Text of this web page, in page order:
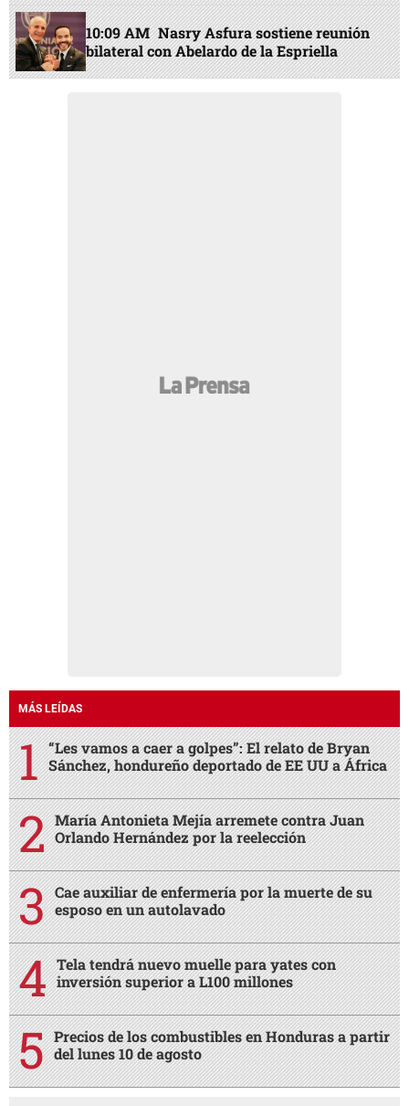
10:09 AM Nasry Asfura sostiene reunión
bilateral con Abelardo de la Espriella
MÁS LEÍDAS
“Les vamos a caer a golpes”: El relato de Bryan
Sánchez, hondureño deportado de EE UU a África
María Antonieta Mejía arremete contra Juan
Orlando Hernández por la reelección
Cae auxiliar de enfermería por la muerte de su
esposo en un autolavado
Tela tendrá nuevo muelle para yates con
inversión superior a L100 millones
Precios de los combustibles en Honduras a partir
del lunes 10 de agosto